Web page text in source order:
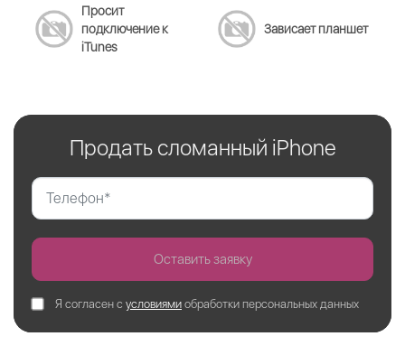
Просит
подключение к
iTunes
Зависает планшет
Продать сломанный iPhone
Оставить заявку
Я согласен с условиями обработки персональных данных